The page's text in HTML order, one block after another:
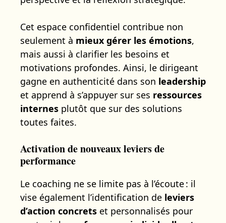
Cet espace confidentiel contribue non
seulement à mieux gérer les émotions,
mais aussi à clarifier les besoins et
motivations profondes. Ainsi, le dirigeant
gagne en authenticité dans son leadership
et apprend à s’appuyer sur ses ressources
internes plutôt que sur des solutions
toutes faites.
Activation de nouveaux leviers de
performance
Le coaching ne se limite pas à l’écoute : il
vise également l’identification de leviers
d’action concrets et personnalisés pour